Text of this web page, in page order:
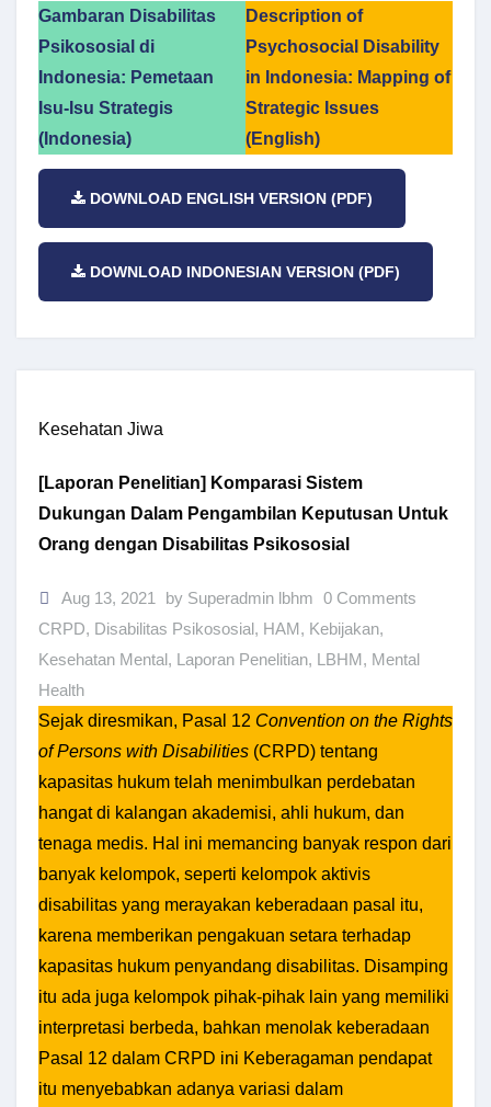
Gambaran Disabilitas
Psikososial di
Indonesia: Pemetaan
Isu-Isu Strategis
(Indonesia)
Description of
Psychosocial Disability
in Indonesia: Mapping of
Strategic Issues
(English)
DOWNLOAD ENGLISH VERSION (PDF)
DOWNLOAD INDONESIAN VERSION (PDF)
Kesehatan Jiwa
[Laporan Penelitian] Komparasi Sistem
Dukungan Dalam Pengambilan Keputusan Untuk
Orang dengan Disabilitas Psikososial
Aug 13, 2021 by Superadmin lbhm 0 Comments
CRPD, Disabilitas Psikososial, HAM, Kebijakan,
Kesehatan Mental, Laporan Penelitian, LBHM, Mental
Health
Sejak diresmikan, Pasal 12 Convention on the Rights
of Persons with Disabilities (CRPD) tentang
kapasitas hukum telah menimbulkan perdebatan
hangat di kalangan akademisi, ahli hukum, dan
tenaga medis. Hal ini memancing banyak respon dari
banyak kelompok, seperti kelompok aktivis
disabilitas yang merayakan keberadaan pasal itu,
karena memberikan pengakuan setara terhadap
kapasitas hukum penyandang disabilitas. Disamping
itu ada juga kelompok pihak-pihak lain yang memiliki
interpretasi berbeda, bahkan menolak keberadaan
Pasal 12 dalam CRPD ini Keberagaman pendapat
itu menyebabkan adanya variasi dalam